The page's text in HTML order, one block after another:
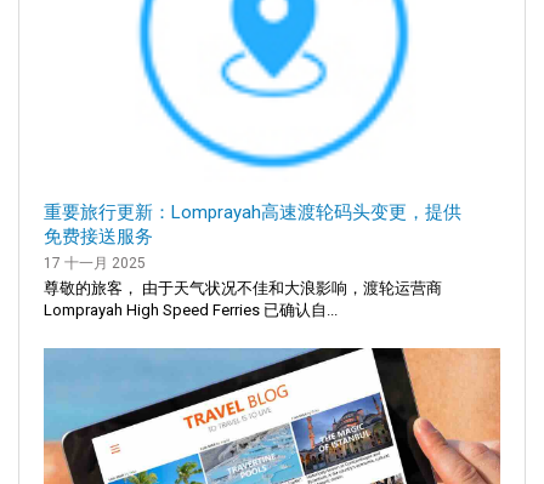
重要旅行更新：Lomprayah高速渡轮码头变更，提供
免费接送服务
17 十一月 2025
尊敬的旅客， 由于天气状况不佳和大浪影响，渡轮运营商
Lomprayah High Speed Ferries 已确认自...